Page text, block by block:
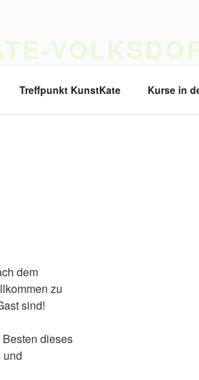
Treffpunkt KunstKate Kurse in
dem
zu
sind!
dieses
und